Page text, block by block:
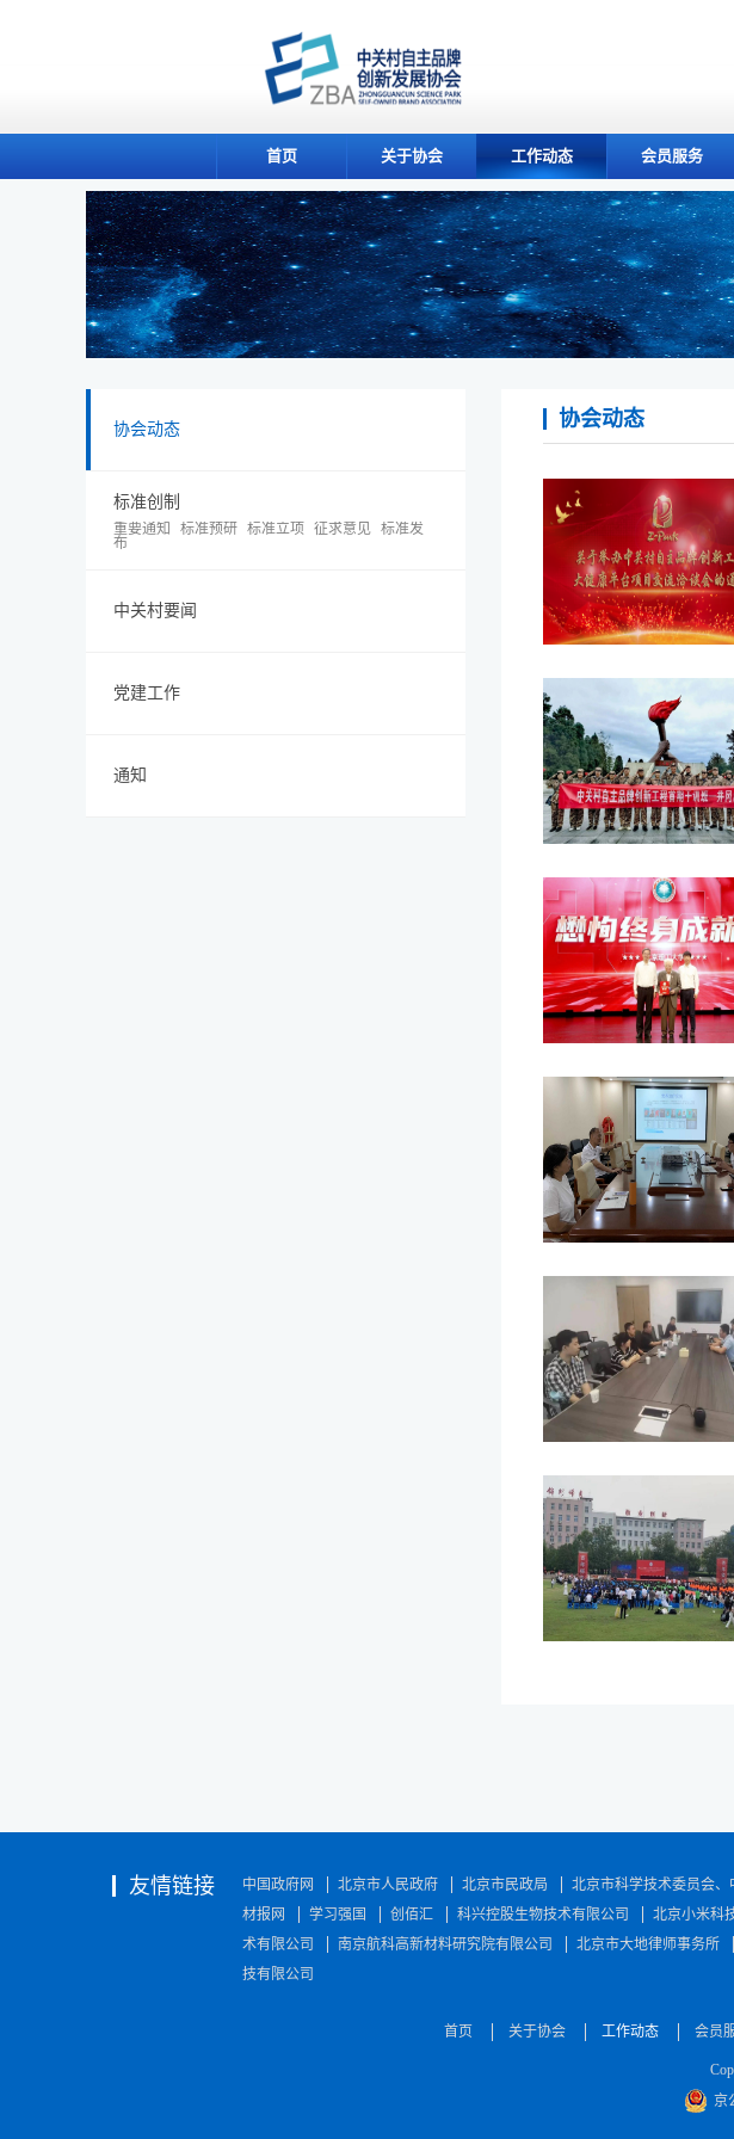
首页 关于协会 工作动态 会员服务
协会动态
标准创制
重要通知 标准预研 标准立项 征求意见 标准发
布
中关村要闻
党建工作
通知
协会动态
友情链接 中国政府网 北京市人民政府 北京市民政局 北京市科学技术委员会
材报网
学习强国 创佰汇 科兴控股生物技术有限公司 北京小米科
术有限公司
南京航科高新材料研究院有限公司 北京市大地律师事务所
技有限公司
首页 关于协会 工作动态 会员
京